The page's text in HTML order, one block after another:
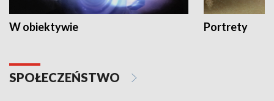
W obiektywie Portrety
SPOŁECZEŃSTWO